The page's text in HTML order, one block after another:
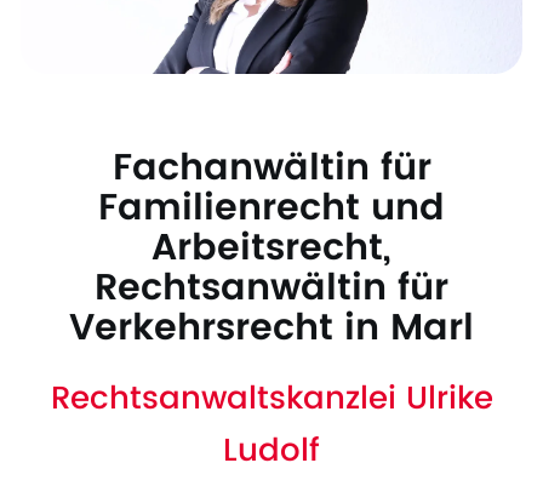
Fachanwältin für
Familienrecht und
Arbeitsrecht,
Rechtsanwältin für
Verkehrsrecht in Marl
Rechtsanwaltskanzlei Ulrike
Ludolf